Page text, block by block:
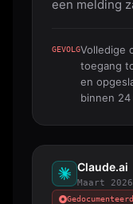
een melding
GEVOLGVolledige
toegang
en
binnen
Claude.ai
Maart